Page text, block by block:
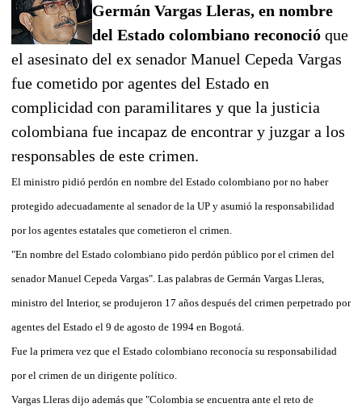
Germán Vargas Lleras, en nombre
del Estado colombiano reconoció que
el asesinato del ex senador Manuel Cepeda Vargas
fue cometido por agentes del Estado en
complicidad con paramilitares y que la justicia
colombiana fue incapaz de encontrar y juzgar a los
responsables de este crimen.
El ministro pidió perdón en nombre del Estado colombiano por no haber
protegido adecuadamente al senador de la UP y asumió la responsabilidad
por los agentes estatales que cometieron el crimen.
"En nombre del Estado colombiano pido perdón público por el crimen del
senador Manuel Cepeda Vargas". Las palabras de Germán Vargas Lleras,
ministro del Interior, se produjeron 17 años después del crimen perpetrado por
agentes del Estado el 9 de agosto de 1994 en Bogotá.
Fue la primera vez que el Estado colombiano reconocía su responsabilidad
por el crimen de un dirigente político.
Vargas Lleras dijo además que "Colombia se encuentra ante el reto de